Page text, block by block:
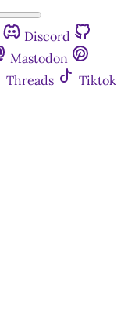
Discord
Mastodon
Threads
Tiktok